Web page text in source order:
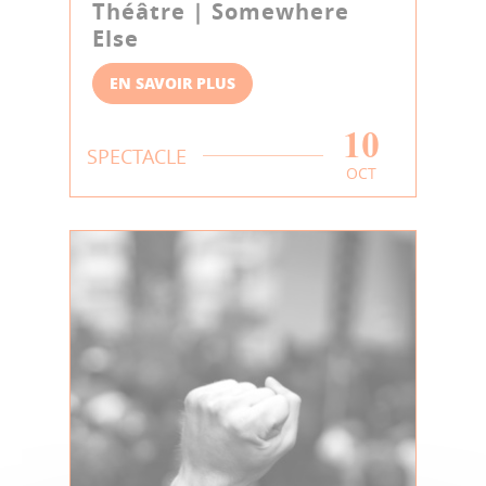
Théâtre | Somewhere
Else
EN SAVOIR PLUS
SPECTACLE 10
OCT